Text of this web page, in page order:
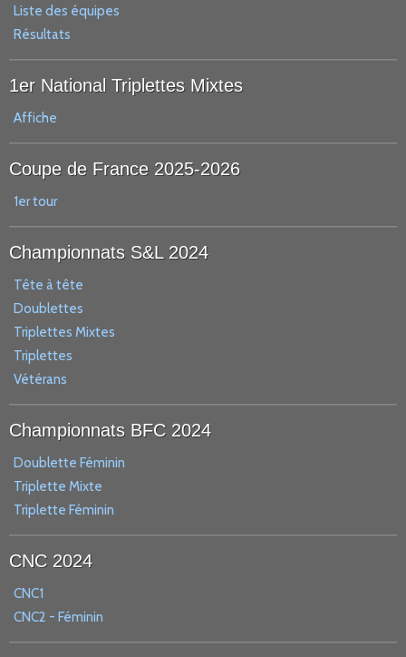
Liste des équipes
Résultats
1er National Triplettes Mixtes
Affiche
Coupe de France 2025-2026
1er tour
Championnats S&L 2024
Tête à tête
Doublettes
Triplettes Mixtes
Triplettes
Vétérans
Championnats BFC 2024
Doublette Féminin
Triplette Mixte
Triplette Féminin
CNC 2024
CNC1
CNC2 - Féminin